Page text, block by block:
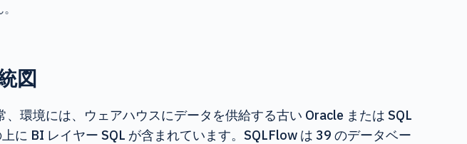
図
環境には、ウェアハウスにデータを供給する古い Oracle または SQL
に BI レイヤー SQL が含まれています。SQLFlow は 39 のデータベー